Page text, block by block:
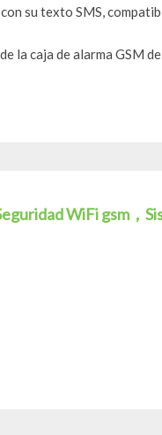
su texto SMS,
la caja de alarma GSM
WiFi gsm，